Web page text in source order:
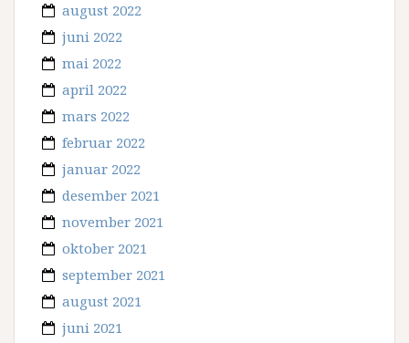
august 2022
juni 2022
mai 2022
april 2022
mars 2022
februar 2022
januar 2022
desember 2021
november 2021
oktober 2021
september 2021
august 2021
juni 2021